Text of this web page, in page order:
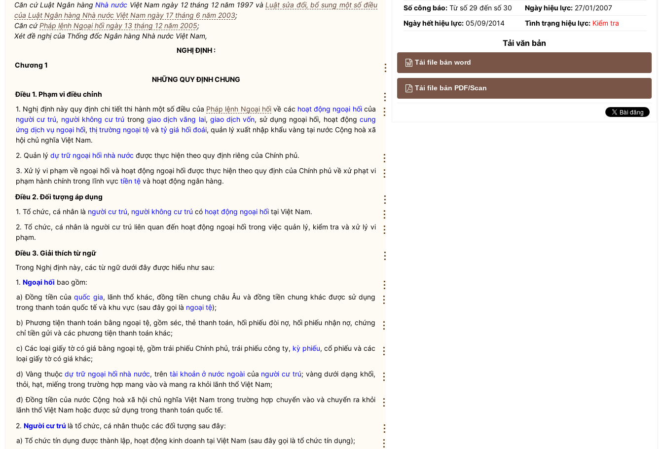
Căn cứ Luật Ngân hàngNhà nướcViệt Nam ngày 12 tháng 12 năm 1997 vàLuật sửa đổi, bổ sung một số điều
của Luật Ngân hàng Nhà nước Việt Nam ngày 17 tháng 6 năm 2003;
Căn cứPháp lệnh Ngoại hối ngày 13 tháng 12 năm 2005;
Xét đề nghị của Thống đốc Ngân hàng Nhà nước Việt Nam,
NGHỊ ĐỊNH :
Chương 1
NHỮNG QUY ĐỊNH CHUNG
Điều 1. Phạm vi điều chỉnh
1. Nghị định này quy định chi tiết thi hành một số điều của Pháp lệnh Ngoại hốivề các hoạt động ngoại hốicủa
người cư trú, người không cư trú trong giao dịch vãng lai, giao dịch vốn, sử dụng ngoại hối, hoạt độngcung
ứng dịch vụ ngoại hối,thị trường ngoại tệ vàtỷ giá hối đoái, quản lý xuất nhập khẩu vàng tại nước Cộng hoà xã
hội chủ nghĩa Việt Nam.
2. Quản lý dự trữ ngoại hối nhà nước được thực hiện theo quy định riêng của Chính phủ.
3. Xử lý vi phạm về ngoại hối và hoạt động ngoại hốiđược thực hiện theo quy định của Chính phủ về xử phạt vi
phạm hành chính trong lĩnh vực tiền tệ và hoạt động ngân hàng.
Điều 2. Đối tượng áp dụng
1. Tổ chức, cá nhân là người cư trú, người không cư trú có hoạt động ngoại hối tại Việt Nam.
2. Tổ chức, cá nhân là người cư trú liên quan đến hoạt động ngoại hối trong việc quản lý, kiểm tra và xử lý vi
phạm.
Điều 3. Giải thích từ ngữ
Trong Nghị định này, các từ ngữ dưới đây được hiểu như sau:
1. Ngoại hối bao gồm:
a) Đồng tiền củaquốc gia, lãnh thổ khác, đồng tiền chung châu Âu và đồng tiền chung khác được sử dụng
trong thanh toán quốc tế và khu vực (sau đây gọi là ngoại tệ);
b) Phương tiện thanh toán bằng ngoại tệ, gồm séc, thẻ thanh toán, hối phiếu đòi nợ, hối phiếu nhận nợ, chứng
chỉ tiền gửi và các phương tiện thanh toán khác;
c) Các loại giấy tờ có giá bằng ngoại tệ, gồm trái phiếu Chính phủ, trái phiếu công ty, kỳ phiếu, cổ phiếu và các
loại giấy tờ có giá khác;
d) Vàng thuộcdự trữ ngoại hối nhà nước, trên tài khoản ở nước ngoàicủa người cư trú; vàng dưới dạng khối,
thỏi, hạt, miếng trong trường hợp mang vào và mang ra khỏi lãnh thổ Việt Nam;
đ) Đồng tiền của nước Cộng hoà xã hội chủ nghĩa Việt Nam trong trường hợp chuyển vào và chuyển ra khỏi
lãnh thổ Việt Nam hoặc được sử dụng trong thanh toán quốc tế.
2. Người cư trú là tổ chức, cá nhân thuộc các đối tượng sau đây:
a) Tổ chức tín dụng được thành lập, hoạt động kinh doanh tại Việt Nam (sau đây gọi là tổ chức tín dụng);
Số công báo: Từ số 29 đến số 30 Ngày hiệu lực: 27/01/2007
Ngày hết hiệu lực: 05/09/2014 Tình trạng hiệu lực: Kiểm tra
Tải văn bản
Tải file bản word
Tải file bản PDF/Scan
⋮
⋮
⋮
⋮
⋮
⋮
⋮
⋮
⋮
⋮
⋮
⋮
⋮
⋮
⋮
⋮
⋮